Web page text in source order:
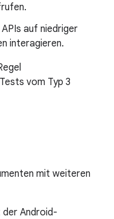
auf niedriger
interagieren.
vom Typ 3
mit weiteren
der Android-